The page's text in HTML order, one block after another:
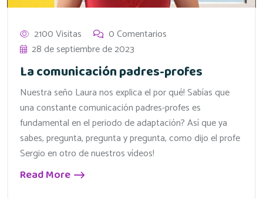
2100 Visitas
0 Comentarios
28 de septiembre de 2023
La comunicación padres-profes
Nuestra seño Laura nos explica el por qué! Sabías que
una constante comunicación padres-profes es
fundamental en el periodo de adaptación? Así que ya
sabes, pregunta, pregunta y pregunta, como dijo el profe
Sergio en otro de nuestros vídeos!
Read More